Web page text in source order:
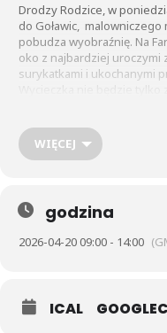
Drodzy Rodzice, w
do Goławic,
pobudza wyobraźnię. Na
oko z najbardziej uroczymi
surykatkami i ukochanymi
dojenia „ krowy ”. Całość
przyrodniczo ekologiczne
WIĘCEJ
godzina
2026-04-20 09:00 - 14:00
ICAL